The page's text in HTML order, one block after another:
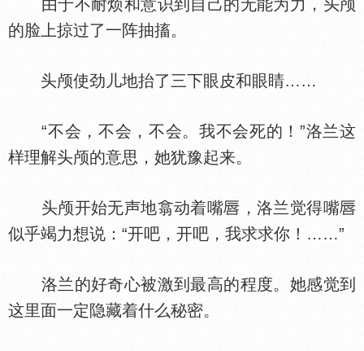
由于不耐烦和意识到自己的无能为力，头颅
的脸上掠过了一阵抽搐。
头颅使劲儿地抬了三下眼皮和眼睛……
“不会，不会，不会。我不会死的！”洛兰这
样理解头颅的意思，她犹豫起来。
头颅开始无声地翕动着嘴
，洛兰觉得嘴
似乎竭力想说：“开吧，开吧，我求求你！……”
洛兰的好奇心被激到最高的程度。她感觉到
这里面一定隐藏着什么秘密。